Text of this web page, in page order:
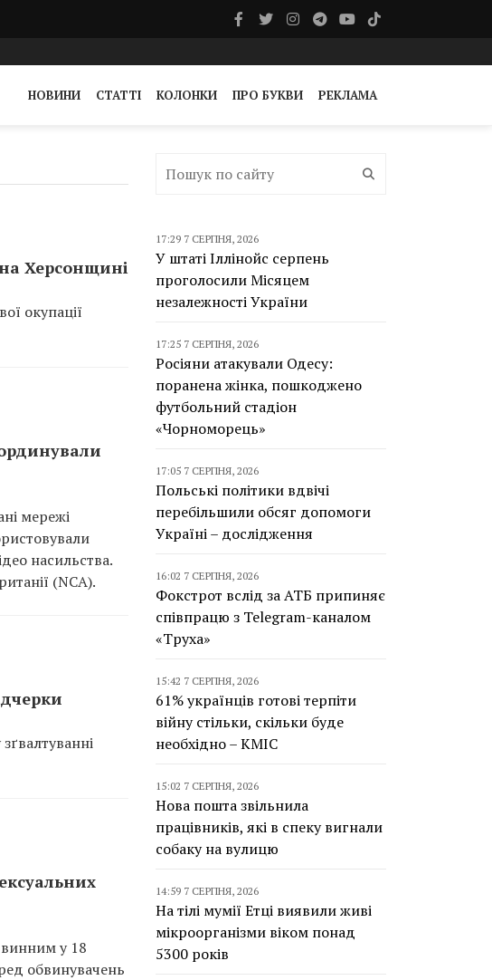
НОВИНИ СТАТТІ КОЛОНКИ ПРО БУКВИ РЕКЛАМА
Херсонщині
окупації
мережі
насильства.
(NCA).
у 18
обвинувачень
17:29 7 СЕРПНЯ, 2026
У штаті Іллінойс серпень
проголосили Місяцем
незалежності України
17:25 7 СЕРПНЯ, 2026
Росіяни атакували Одесу:
поранена жінка, пошкоджено
футбольний стадіон
«Чорноморець»
17:05 7 СЕРПНЯ, 2026
Польські політики вдвічі
перебільшили обсяг допомоги
Україні – дослідження
16:02 7 СЕРПНЯ, 2026
Фокстрот вслід за АТБ припиняє
співпрацю з Telegram-каналом
«Труха»
15:42 7 СЕРПНЯ, 2026
61% українців готові терпіти
війну стільки, скільки буде
необхідно – КМІС
15:02 7 СЕРПНЯ, 2026
Нова пошта звільнила
працівників, які в спеку вигнали
собаку на вулицю
14:59 7 СЕРПНЯ, 2026
На тілі мумії Етці виявили живі
мікроорганізми віком понад
5300 років